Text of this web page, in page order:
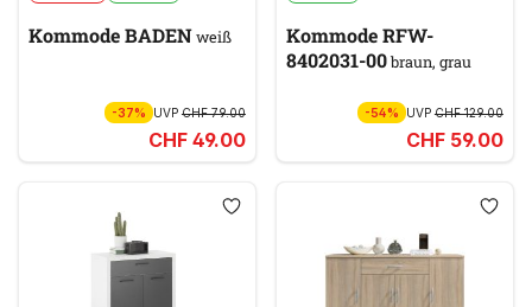
Kommode BADENweiß
-37% UVP CHF 79.00
CHF 49.00
Kommode RFW-
8402031-00braun, grau
-54% UVPCHF 129.00
CHF 59.00